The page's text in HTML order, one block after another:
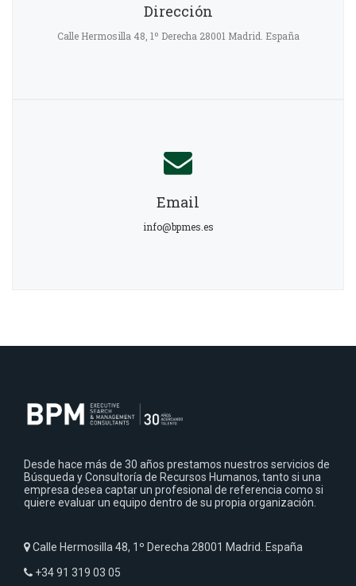
Dirección
Calle Hermosilla 48, 1º Derecha 28001 Madrid. España
Email
info@bpmes.es
Desde hace más de 30 años prestamos nuestros servicios de
Búsqueda y Consultoría de Recursos Humanos, tanto si una
empresa desea captar un profesional de referencia como si
quiere evaluar un equipo dentro de su propia organización.
Calle Hermosilla 48, 1º Derecha 28001 Madrid. España
+34 91 319 03 05